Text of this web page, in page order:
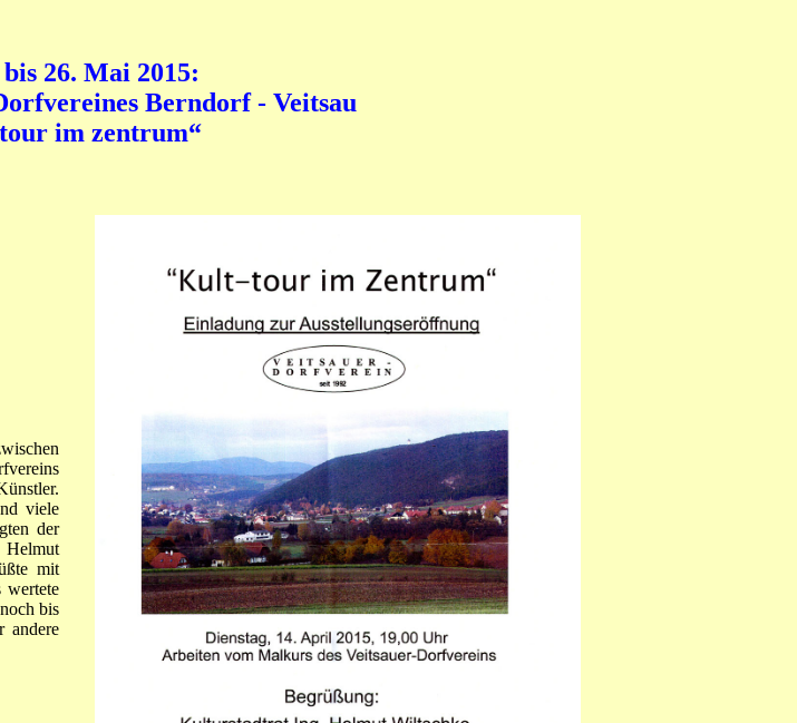
26. Mai 2015:
Berndorf - Veitsau
im zentrum“
viele
der
Helmut
mit
wertete
bis
andere